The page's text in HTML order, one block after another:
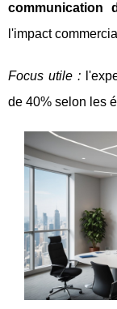
communication
l'impact
Focus utile:
de 40% selon les